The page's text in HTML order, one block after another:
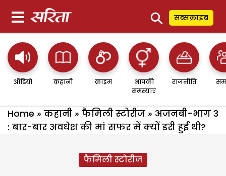
⚲ सब्सक्राइब
ऑडियो कहानी क्राइम
आपकी
समस्याएं
राजनीति
Home » कहानी » फैमिली स्टोरीज » अजनबी-भाग 3
: बार-बार अवधेश की मां सफर में क्यों डरी हुई थी?
फैमिली स्टोरीज